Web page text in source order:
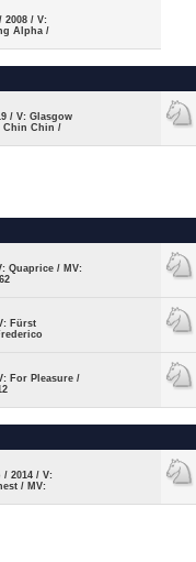
2008 / V:
Alpha /
/ V: Glasgow
Chin Chin /
Quaprice / MV:
Fürst
For Pleasure /
/ 2014 / V:
/ MV: